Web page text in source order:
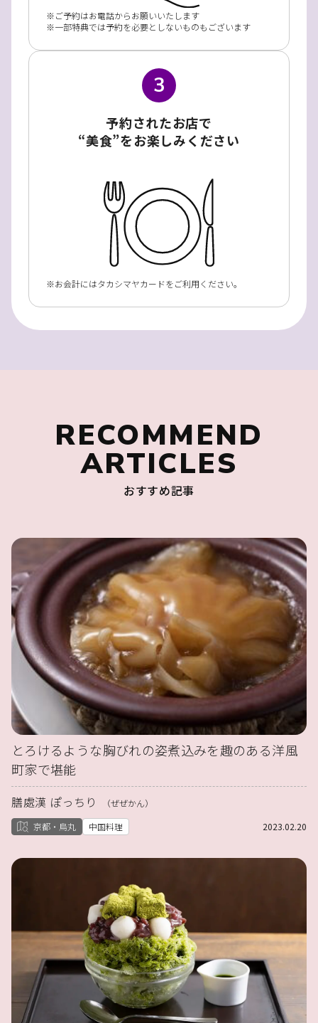
ご予約はお電話からお願いいたします
一部特典では予約を必要としないものもございます
3
予約されたお店で
“美食”をお楽しみください
お会計にはタカシマヤカードをご利用ください。
RECOMMEND
ARTICLES
おすすめ記事
とろけるような胸びれの姿煮込みを趣のある洋風
町家で堪能
膳處漢 ぽっちり
（ぜぜかん）
京都・烏丸
中国料理 2023.02.20